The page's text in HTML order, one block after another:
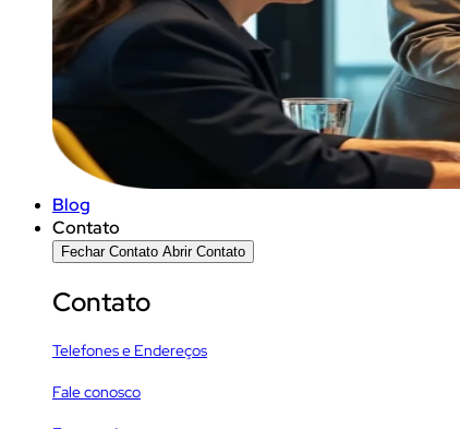
Blog
Contato
Fechar Contato Abrir Contato
Contato
Telefones e Endereços
Fale conosco